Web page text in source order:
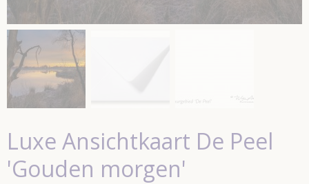
Luxe Ansichtkaart De Peel
'Gouden morgen'